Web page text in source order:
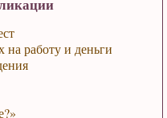
на работу и деньги